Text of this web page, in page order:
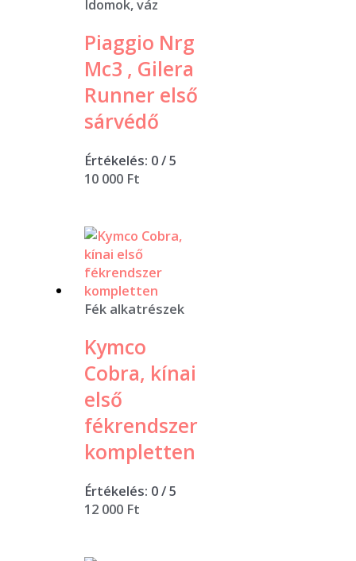
Idomok, váz
Piaggio Nrg
Mc3 , Gilera
Runner első
sárvédő
Értékelés: 0/ 5
10 000 Ft
Fék alkatrészek
Kymco
Cobra, kínai
első
fékrendszer
kompletten
Értékelés: 0/ 5
12 000 Ft